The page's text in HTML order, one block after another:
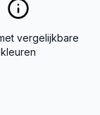
vergelijkbare
kleuren